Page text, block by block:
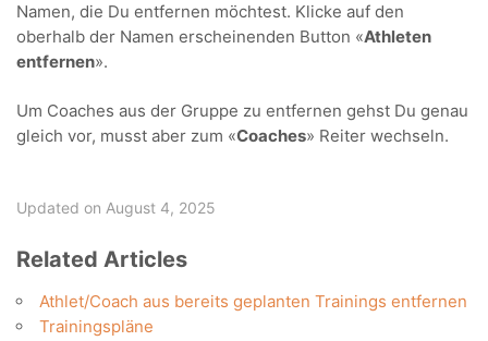
Namen, die Du entfernen möchtest. Klicke auf den
oberhalb der Namen erscheinenden Button «Athleten
entfernen».
Um Coaches aus der Gruppe zu entfernen gehst Du genau
gleich vor, musst aber zum «Coaches» Reiter wechseln.
Updated on August 4, 2025
Related Articles
Athlet/Coach aus bereits geplanten Trainings entfernen
Trainingspläne